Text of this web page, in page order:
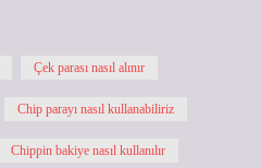
Çek parası nasıl alınır
Chip parayı nasıl kullanabiliriz
Chippin bakiye nasıl kullanılır